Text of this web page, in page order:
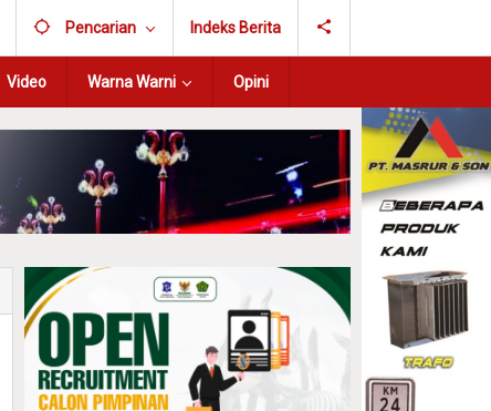
Pencarian Indeks Berita
Video Warna Warni Opini